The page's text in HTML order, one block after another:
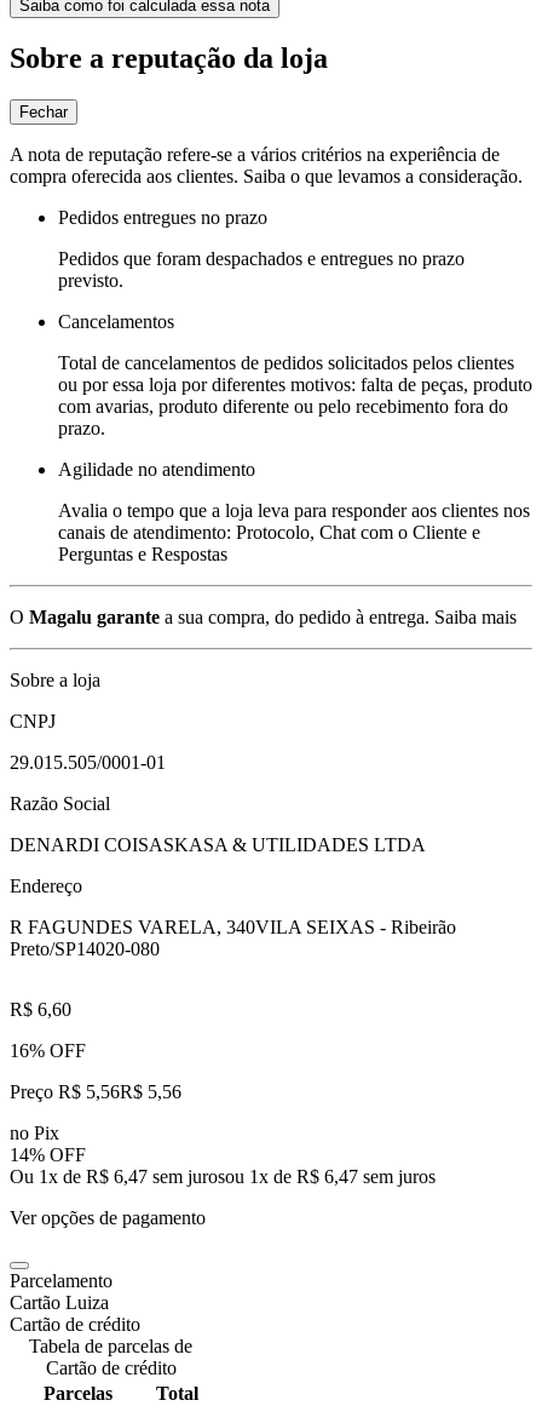
Saiba como foi calculada essa nota
Sobre a reputação da loja
Fechar
A nota de reputação refere-se a vários critérios na experiência de
compra oferecida aos clientes. Saiba o que levamos a consideração.
Pedidos entregues no prazo
Pedidos que foram despachados e entregues no prazo
previsto.
Cancelamentos
Total de cancelamentos de pedidos solicitados pelos clientes
ou por essa loja por diferentes motivos: falta de peças, produto
com avarias, produto diferente ou pelo recebimento fora do
prazo.
Agilidade no atendimento
Avalia o tempo que a loja leva para responder aos clientes nos
canais de atendimento: Protocolo, Chat com o Cliente e
Perguntas e Respostas
O Magalu garante a sua compra, do pedido à entrega. Saiba mais
Sobre a loja
CNPJ
29.015.505/0001-01
Razão Social
DENARDI COISASKASA & UTILIDADES LTDA
Endereço
R FAGUNDES VARELA, 340VILA SEIXAS - Ribeirão
Preto/SP14020-080
R$ 6,60
16% OFF
Preço R$ 5,56R$ 5,56
no Pix
14% OFF
Ou 1x de R$ 6,47 sem jurosou 1x de R$ 6,47 sem juros
Ver opções de pagamento
Parcelamento
Cartão Luiza
Cartão de crédito
Tabela de parcelas de
Cartão de crédito
Parcelas
Total